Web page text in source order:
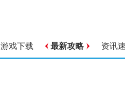
游戏下载 最新攻略 资讯